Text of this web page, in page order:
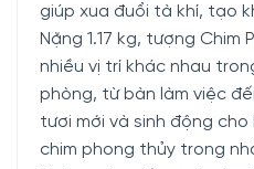
giúp xua đuổi tà khí, tạo
Nặng 1.17 kg, tượng
nhiều vị trí khác nhau
phòng, từ bàn làm việc
tươi mới và sinh động
chim phong thủy trong